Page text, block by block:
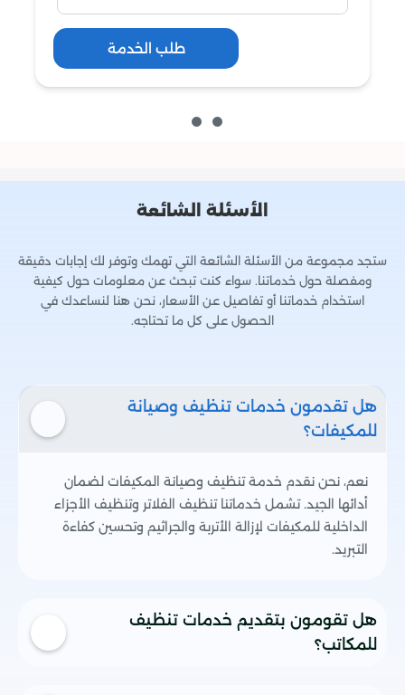
طلب الخدمة
الأسئلة الشائعة
ستجد مجموعة من الأسئلة الشائعة التي تهمك وتوفر لك إجابات دقيقة
ومفصلة حول خدماتنا. سواء كنت تبحث عن معلومات حول كيفية
استخدام خدماتنا أو تفاصيل عن الأسعار، نحن هنا لنساعدك في
الحصول على كل ما تحتاجه.
هل تقدمون خدمات تنظيف وصيانة
للمكيفات؟
نعم، نحن نقدم خدمة تنظيف وصيانة المكيفات لضمان
أدائها الجيد. تشمل خدماتنا تنظيف الفلاتر وتنظيف الأجزاء
الداخلية للمكيفات لإزالة الأتربة والجراثيم وتحسين كفاءة
التبريد.
هل تقومون بتقديم خدمات تنظيف
للمكاتب؟